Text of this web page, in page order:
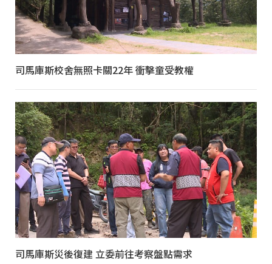
司馬庫斯校舍無照卡關22年 衝擊童受教權
司馬庫斯災後復建 立委前往考察盤點需求